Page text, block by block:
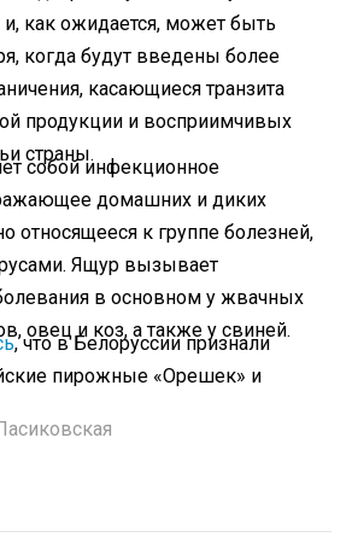
и, как ожидается, может быть
когда будут введены более
касающиеся транзита
продукции и восприимчивых
страны.
собой инфекционное
домашних и диких
относящееся к группе болезней,
Ящур вызывает
в основном у жвачных
овец и коз, а также у свиней.
, что в Белоруссии признали
пирожные «Орешек» и